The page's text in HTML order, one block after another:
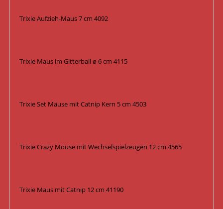
Trixie Aufzieh-Maus 7 cm 4092
Trixie Maus im Gitterball ø 6 cm 4115
Trixie Set Mäuse mit Catnip Kern 5 cm 4503
Trixie Crazy Mouse mit Wechselspielzeugen 12 cm 4565
Trixie Maus mit Catnip 12 cm 41190